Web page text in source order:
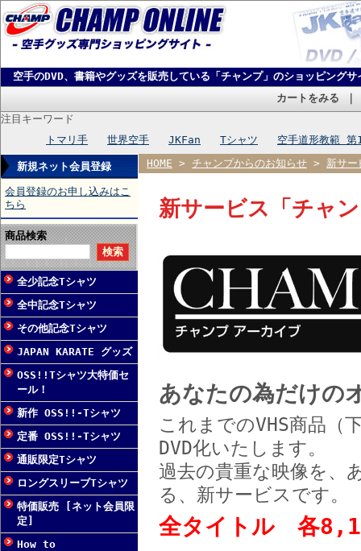
空手のDVD、書籍やグッズを販売している「チャンプ」のショッピングサ
カートをみる
注目キーワード
トマリ手
世界空手 JKFan Tシャツ 空手道形教範 第
新規ネット会員登録
会員登録のお申し込みはこ
ちら
商品検索
全少記念Tシャツ
全中記念Tシャツ
その他記念Tシャツ
JAPAN KARATE グッズ
OSS!!Tシャツ大特価セ
ール！
新作 OSS!!-Tシャツ
定番 OSS!!-Tシャツ
通販限定Tシャツ
ロングスリーブTシャツ
特価販売 [ネット会員限
定]
How to
HOME > チャンプからのお知らせ > 新サ
新サービス「チャ
あなたの為だけの
これまでのVHS商品（
DVD化いたします。
過去の貴重な映像を、
る、新サービスです。
全タイトル 各